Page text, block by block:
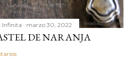
Infinita marzo 30, 2022
DE NARANJA